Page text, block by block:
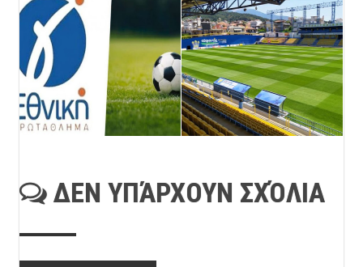
ΔΕΝ ΥΠΆΡΧΟΥΝ ΣΧΌΛΙΑ